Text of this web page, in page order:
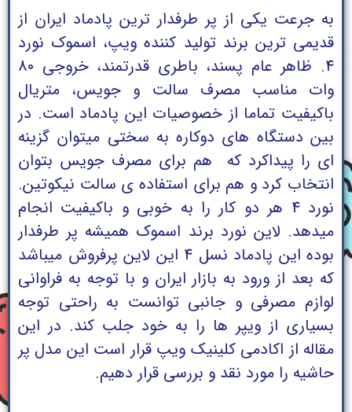
به جرعت یکی از پر طرفدار ترین پادماد ایران از
قدیمی ترین برند تولید کننده ویپ، اسموک نورد
4. ظاهر عام پسند، باطری قدرتمند، خروجی 80
وات مناسب مصرف سالت و جویس، متریال
باکیفیت تماما از خصوصیات این پادماد است. در
بین دستگاه های دوکاره به سختی میتوان گزینه
ای را پیداکرد که هم برای مصرف جویس بتوان
انتخاب کرد و هم برای استفاده ی سالت نیکوتین.
نورد 4 هر دو کار را به خوبی و باکیفیت انجام
میدهد. لاین نورد برند اسموک همیشه پر طرفدار
بوده این پادماد نسل 4 این لاین پرفروش میباشد
که بعد از ورود به بازار ایران و با توجه به فراوانی
لوازم مصرفی و جانبی توانست به راحتی توجه
بسیاری از ویپر ها را به خود جلب کند. در این
مقاله از اکادمی کلینیک ویپ قرار است این مدل پر
حاشیه را مورد نقد و بررسی قرار دهیم.